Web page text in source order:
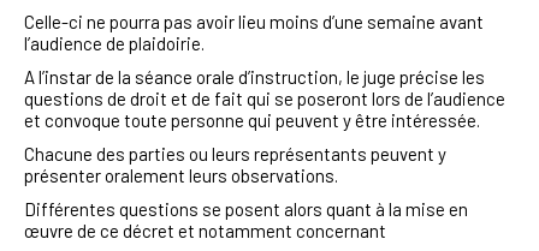
Celle-ci ne pourra pas avoir lieu moins d’une semaine avant
l’audience de plaidoirie.
A l’instar de la séance orale d’instruction, le juge précise les
questions de droit et de fait qui se poseront lors de l’audience
et convoque toute personne qui peuvent y être intéressée.
Chacune des parties ou leurs représentants peuvent y
présenter oralement leurs observations.
Différentes questions se posent alors quant à la mise en
œuvre de ce décret et notamment concernant